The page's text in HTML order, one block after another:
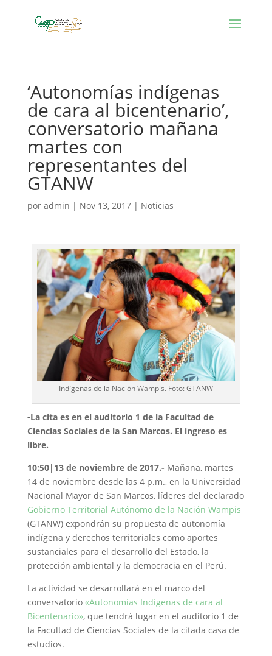
‘Autonomías indígenas
de cara al bicentenario’,
conversatorio mañana
martes con
representantes del
GTANW
por admin | Nov 13, 2017| Noticias
Indígenas de la Nación Wampis. Foto: GTANW
-La cita es en el auditorio 1 de la Facultad de
Ciencias Sociales de la San Marcos. El ingreso es
libre.
10:50|13 de noviembre de 2017.- Mañana, martes
14 de noviembre desde las 4 p.m., en la Universidad
Nacional Mayor de San Marcos, líderes del declarado
Gobierno Territorial Autónomo de la Nación Wampis
(GTANW) expondrán su propuesta de autonomía
indígena y derechos territoriales como aportes
sustanciales para el desarrollo del Estado, la
protección ambiental y la democracia en el Perú.
La actividad se desarrollará en el marco del
conversatorio «Autonomías Indígenas de cara al
Bicentenario», que tendrá lugar en el auditorio 1 de
la Facultad de Ciencias Sociales de la citada casa de
estudios.